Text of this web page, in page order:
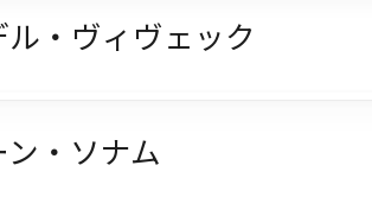
ル・ヴィヴェック
ン・ソナム